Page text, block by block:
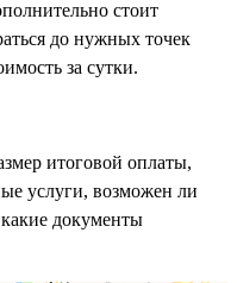
стоит
до нужных точек
за сутки.
итоговой оплаты,
услуги, возможен ли
документы